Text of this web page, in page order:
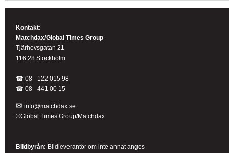
Kontakt:
Matchdax/Global Times Group
Tjärhovsgatan 21
116 28 Stockholm
☎ 08 - 122 015 98
☎ 08 - 441 00 15
✉ info@matchdax.se
©Global Times Group/Matchdax
Bildbyrån: Bildleverantör om inte annat anges